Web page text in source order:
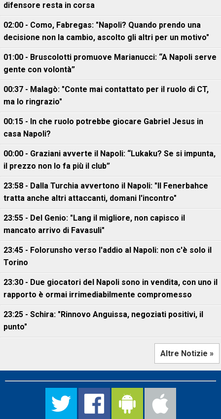
difensore resta in corsa
02:00 - Como, Fabregas: "Napoli? Quando prendo una
decisione non la cambio, ascolto gli altri per un motivo"
01:00 - Bruscolotti promuove Marianucci: “A Napoli serve
gente con volontà”
00:37 - Malagò: "Conte mai contattato per il ruolo di CT,
ma lo ringrazio"
00:15 - In che ruolo potrebbe giocare Gabriel Jesus in
casa Napoli?
00:00 - Graziani avverte il Napoli: “Lukaku? Se si impunta,
il prezzo non lo fa più il club”
23:58 - Dalla Turchia avvertono il Napoli: "Il Fenerbahce
tratta anche altri attaccanti, domani l'incontro"
23:55 - Del Genio: "Lang il migliore, non capisco il
mancato arrivo di Favasuli"
23:45 - Folorunsho verso l'addio al Napoli: non c'è solo il
Torino
23:30 - Due giocatori del Napoli sono in vendita, con uno il
rapporto è ormai irrimediabilmente compromesso
23:25 - Schira: "Rinnovo Anguissa, negoziati positivi, il
punto"
Altre Notizie »